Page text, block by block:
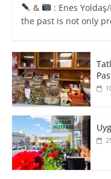
&
: Enes
the past is not only